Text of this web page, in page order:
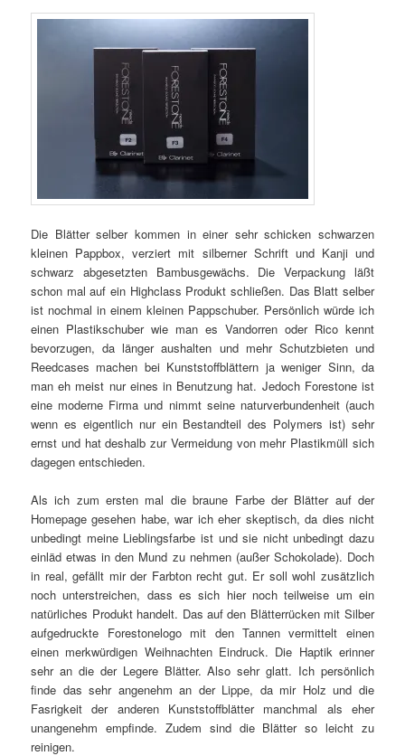
Die Blätter selber kommen in einer sehr schicken schwarzen
kleinen Pappbox, verziert mit silberner Schrift und Kanji und
schwarz abgesetzten Bambusgewächs. Die Verpackung läßt
schon mal auf ein Highclass Produkt schließen. Das Blatt selber
ist nochmal in einem kleinen Pappschuber. Persönlich würde ich
einen Plastikschuber wie man es Vandorren oder Rico kennt
bevorzugen, da länger aushalten und mehr Schutzbieten und
Reedcases machen bei Kunststoffblättern ja weniger Sinn, da
man eh meist nur eines in Benutzung hat. Jedoch Forestone ist
eine moderne Firma und nimmt seine naturverbundenheit (auch
wenn es eigentlich nur ein Bestandteil des Polymers ist) sehr
ernst und hat deshalb zur Vermeidung von mehr Plastikmüll sich
dagegen entschieden.
Als ich zum ersten mal die braune Farbe der Blätter auf der
Homepage gesehen habe, war ich eher skeptisch, da dies nicht
unbedingt meine Lieblingsfarbe ist und sie nicht unbedingt dazu
einläd etwas in den Mund zu nehmen (außer Schokolade). Doch
in real, gefällt mir der Farbton recht gut. Er soll wohl zusätzlich
noch unterstreichen, dass es sich hier noch teilweise um ein
natürliches Produkt handelt. Das auf den Blätterrücken mit Silber
aufgedruckte Forestonelogo mit den Tannen vermittelt einen
einen merkwürdigen Weihnachten Eindruck. Die Haptik erinner
sehr an die der Legere Blätter. Also sehr glatt. Ich persönlich
finde das sehr angenehm an der Lippe, da mir Holz und die
Fasrigkeit der anderen Kunststoffblätter manchmal als eher
unangenehm empfinde. Zudem sind die Blätter so leicht zu
reinigen.